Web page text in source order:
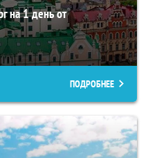
на 1 день от
ПОДРОБНЕЕ